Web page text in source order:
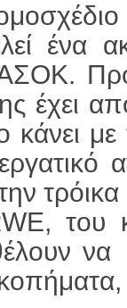
ένα
έχει
κάνει
του
να